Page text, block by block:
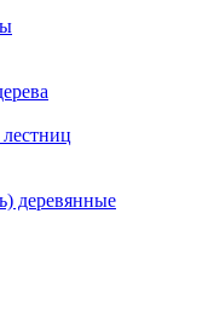
деревянные